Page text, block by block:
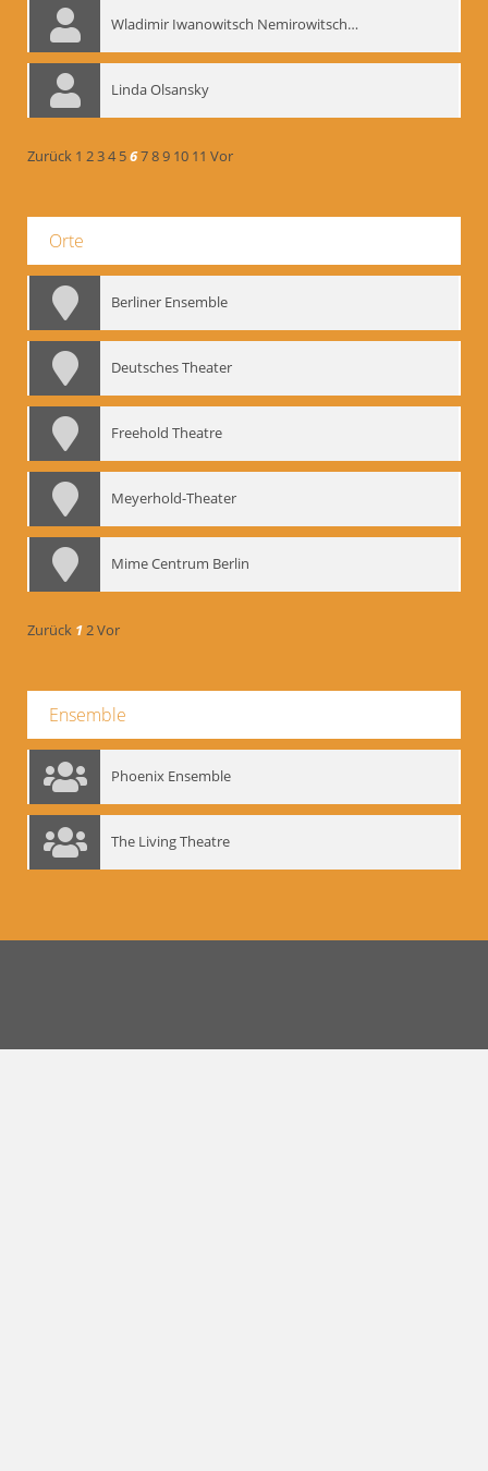
Wladimir Iwanowitsch Nemirowitsch-Dantschenko
Linda Olsansky
Zurück 1 234 56789 10 11 Vor
Orte
Berliner Ensemble
Deutsches Theater
Freehold Theatre
Meyerhold-Theater
Mime Centrum Berlin
Zurück 12Vor
Ensemble
Phoenix Ensemble
The Living Theatre